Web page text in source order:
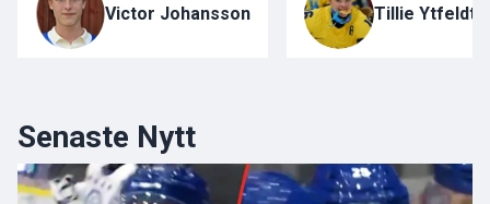
Victor Johansson Tillie Ytfeldt
Senaste Nytt